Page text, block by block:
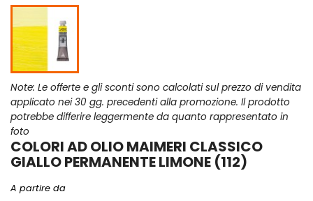
Note: Le offerte e gli sconti sono calcolati sul prezzo di vendita
applicato nei 30 gg. precedenti alla promozione. Il prodotto
potrebbe differire leggermente da quanto rappresentato in
foto
COLORI AD OLIO MAIMERI CLASSICO
GIALLO PERMANENTE LIMONE (112)
A partire da